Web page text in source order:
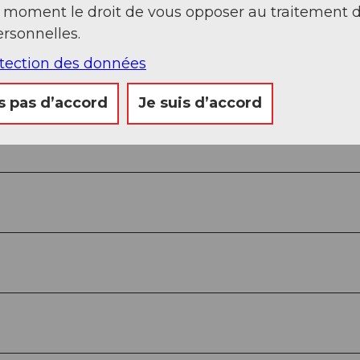
Sep Oct Nov Déc
le droit de vous opposer au traitement
des données
pas d’accord Je suis d’accord